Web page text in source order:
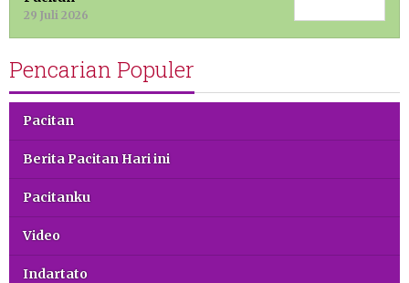
29 Juli 2026
Pencarian Populer
Pacitan
Berita Pacitan Hari ini
Pacitanku
Video
Indartato